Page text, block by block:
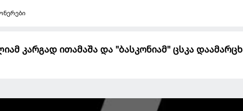
კარგად ითამაშა და "ბასკონიამ" ცსკა